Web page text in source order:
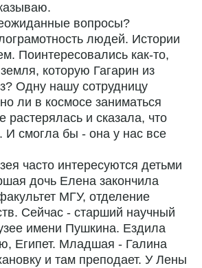
вопросы?
людей. Истории
Поинтересовались как-то,
которую Гагарин из
Одну нашу сотрудницу
ли в космосе заниматься
растерялась и сказала, что
И смогла бы - она у нас все
часто интересуются детьми
дочь Елена закончила
МГУ, отделение
Сейчас - старший научный
имени Пушкина. Ездила
Египет. Младшая - Галина
и там преподает. У Лены